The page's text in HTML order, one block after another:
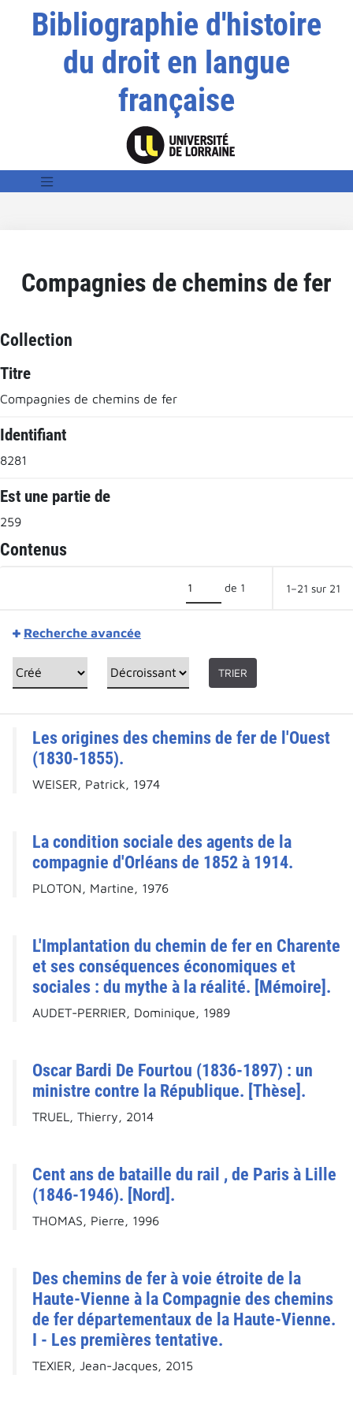
Bibliographie d'histoire
du droit en langue
française
Compagnies de chemins de fer
Collection
Titre
Compagnies de chemins de fer
Identifiant
8281
Est une partie de
259
Contenus
de 1 1–21 sur 21
Recherche avancée
TRIER
Les origines des chemins de fer de l'Ouest
(1830-1855).
WEISER, Patrick, 1974
La condition sociale des agents de la
compagnie d'Orléans de 1852 à 1914.
PLOTON, Martine, 1976
L'Implantation du chemin de fer en Charente
et ses conséquences économiques et
sociales : du mythe à la réalité. [Mémoire].
AUDET-PERRIER, Dominique, 1989
Oscar Bardi De Fourtou (1836-1897) : un
ministre contre la République. [Thèse].
TRUEL, Thierry, 2014
Cent ans de bataille du rail , de Paris à Lille
(1846-1946). [Nord].
THOMAS, Pierre, 1996
Des chemins de fer à voie étroite de la
Haute-Vienne à la Compagnie des chemins
de fer départementaux de la Haute-Vienne.
I - Les premières tentative.
TEXIER, Jean-Jacques, 2015